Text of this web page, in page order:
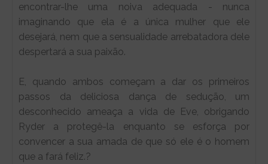
encontrar-lhe uma noiva adequada - nunca
imaginando que ela é a única mulher que ele
desejará, nem que a sensualidade arrebatadora dele
despertará a sua paixão.
E, quando ambos começam a dar os primeiros
passos da deliciosa dança de sedução, um
desconhecido ameaça a vida de Eve, obrigando
Ryder a protegê-la enquanto se esforça por
convencer a sua amada de que só ele é o homem
que a fará feliz.?